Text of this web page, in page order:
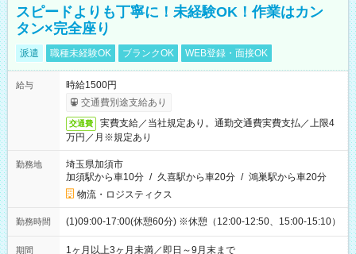
スピードよりも丁寧に！未経験OK！作業はカン
タン×完全座り
派遣 職種未経験OK ブランクOK WEB登録・面接OK
給与
時給1500円
交通費別途支給あり
交通費
実費支給／当社規定あり。通勤交通費実費支払／上限4
万円／月※規定あり
勤務地
埼玉県加須市
加須駅から車10分 / 久喜駅から車20分 / 鴻巣駅から車20分
物流・ロジスティクス
勤務時間 (1)09:00-17:00(休憩60分) ※休憩（12:00-12:50、15:00-15:10）
期間 1ヶ月以上3ヶ月未満／即日～9月末まで